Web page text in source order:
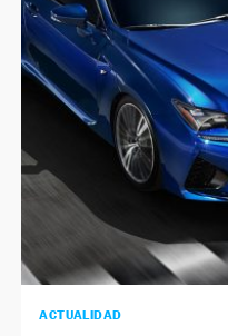
NEWSLETTER
SÍGUENOS
ACTUALIDAD